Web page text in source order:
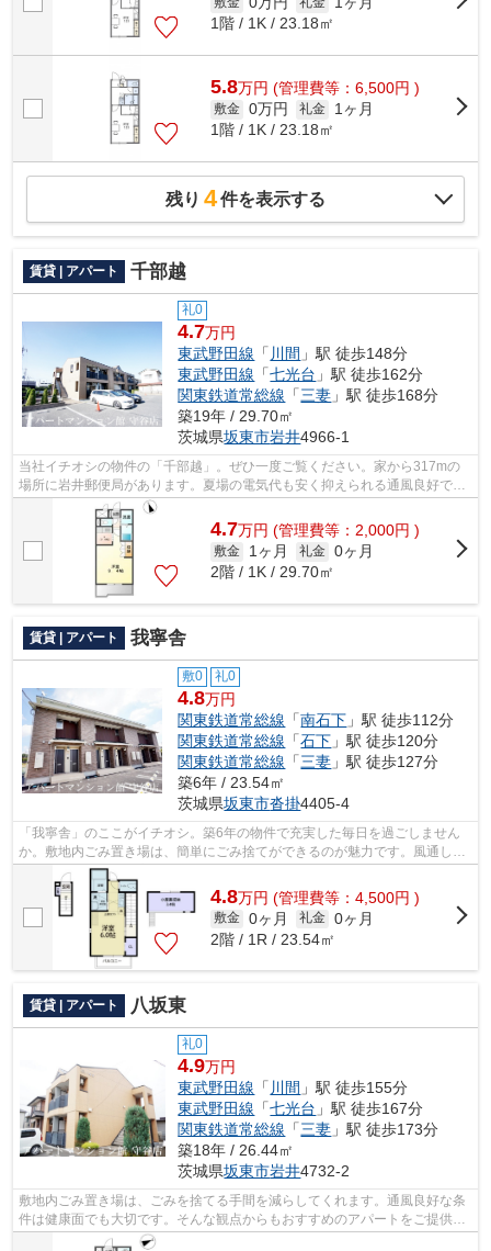
1階 / 1K / 23.18㎡
5.8万円 (管理費等：6,500円 )
敷金 0万円 礼金
1ヶ月
1階 / 1K / 23.18㎡
残り 4件を表示する
賃貸 | アパート 千部越
礼0
4.7万円
東武野田線 「 川間 」駅 徒歩148分
東武野田線 「七光台 」駅 徒歩162分
関東鉄道常総線 「三妻 」駅 徒歩168分
築19年 / 29.70㎡
茨城県坂東市岩井4966-1
当社イチオシの物件の「千部越」。ぜひ一度ご覧ください。家から317mの
場所に岩井郵便局があります。夏場の電気代も安く抑えられる通風良好で快
適な物件です。こちらの物件はアパート...
4.7万円 (管理費等：2,000円 )
敷金 1ヶ月 礼金 0ヶ月
2階 / 1K / 29.70㎡
賃貸 | アパート 我寧舎
敷0 礼0
4.8万円
関東鉄道常総線 「南石下 」駅 徒歩112分
関東鉄道常総線 「石下 」駅 徒歩120分
関東鉄道常総線 「三妻 」駅 徒歩127分
築6年 / 23.54㎡
茨城県坂東市沓掛4405-4
「我寧舎」のここがイチオシ。築6年の物件で充実した毎日を過ごしません
か。敷地内ごみ置き場は、簡単にごみ捨てができるのが魅力です。風通しの
良い物件は利便性が高く好条件です。坂...
4.8万円 (管理費等：4,500円 )
敷金 0ヶ月 礼金 0ヶ月
2階 / 1R / 23.54㎡
賃貸 | アパート 八坂東
礼0
4.9万円
東武野田線 「 川間 」駅 徒歩155分
東武野田線 「七光台 」駅 徒歩167分
関東鉄道常総線 「三妻 」駅 徒歩173分
築18年 / 26.44㎡
茨城県坂東市岩井4732-2
敷地内ごみ置き場は、ごみを捨てる手間を減らしてくれます。通風良好な条
件は健康面でも大切です。そんな観点からもおすすめのアパートをご提供し
ます。こちらの物件はアパートです。...